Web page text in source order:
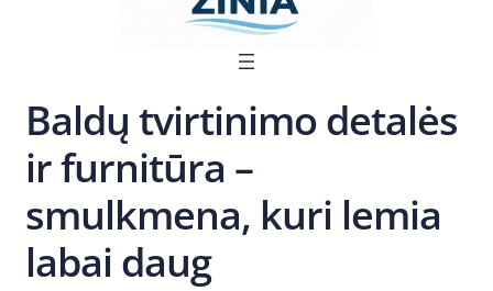
Baldų tvirtinimo detalės
ir furnitūra –
smulkmena, kuri lemia
labai daug